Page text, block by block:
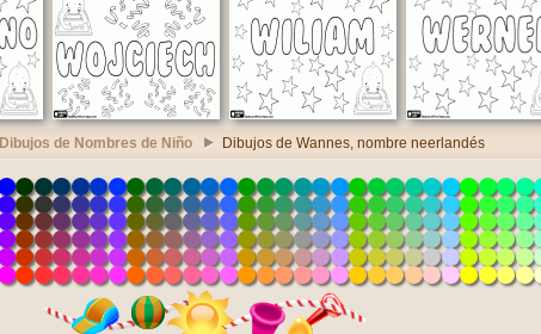
Dibujos de Nombres de Niño Dibujos de Wannes, nombre neerlandés